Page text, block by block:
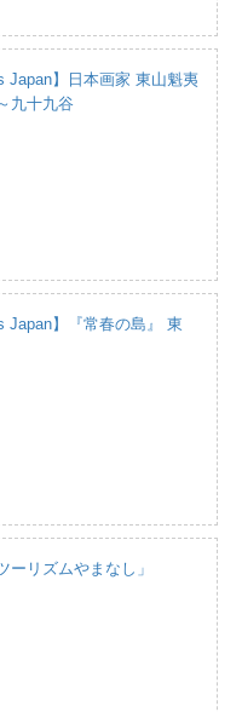
Japan】日本画家 東山魁夷
九十九谷
Japan】『常春の島』 東
ーリズムやまなし」